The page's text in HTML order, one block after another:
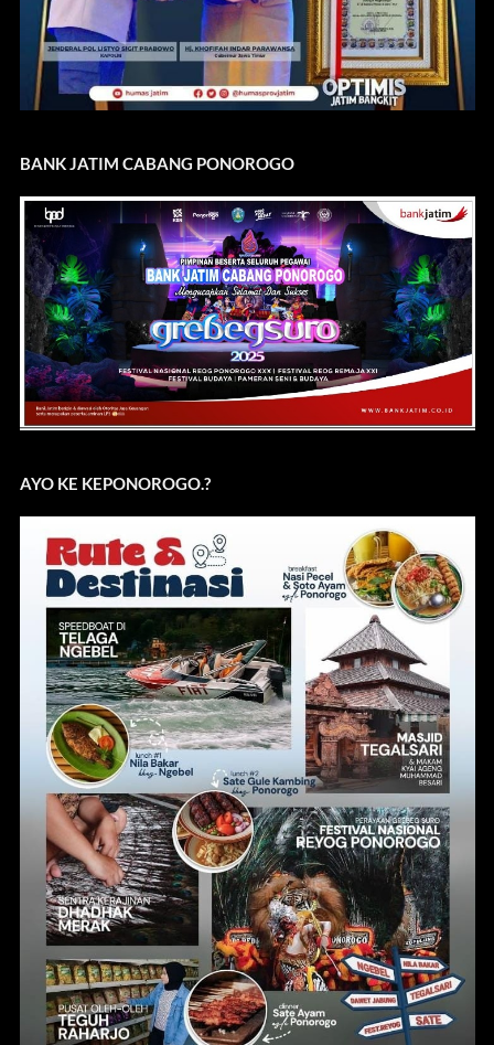
BANK JATIM CABANG PONOROGO
AYO KE KEPONOROGO.?